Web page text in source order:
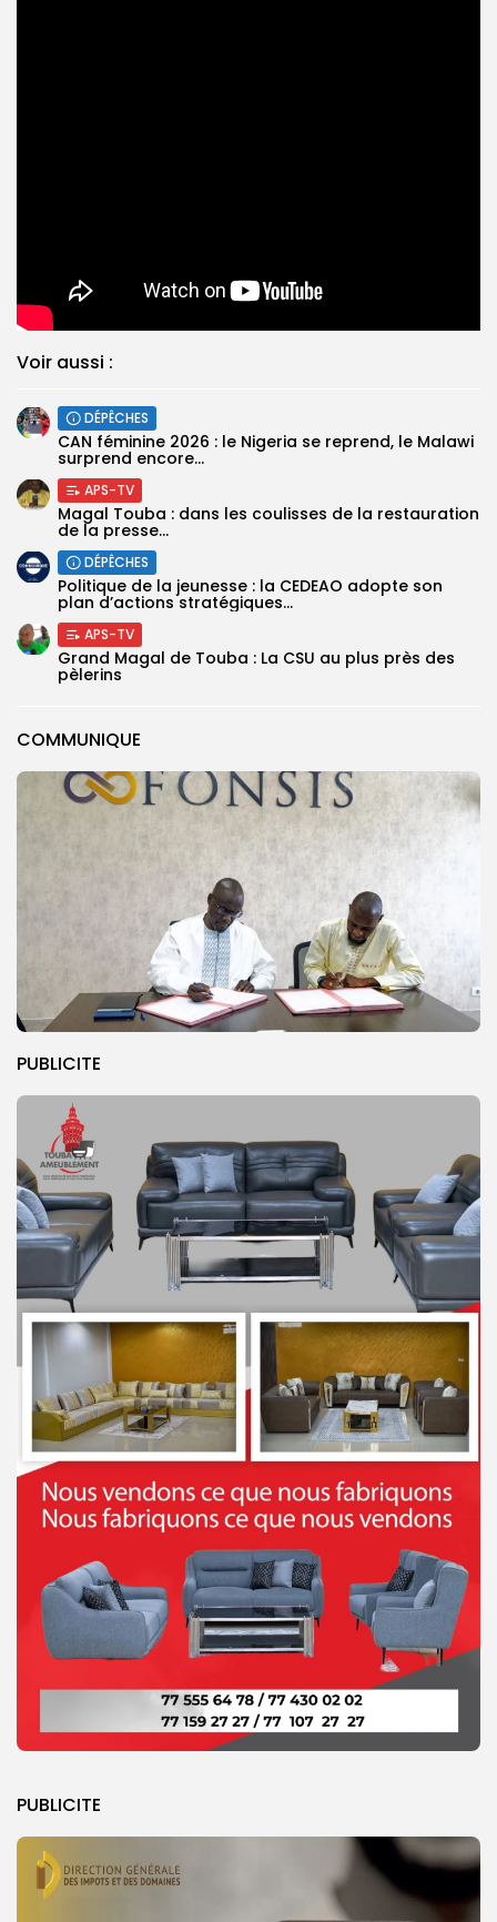
COMMUNIQUE
PUBLICITE
PUBLICITE
Voir aussi :
DÉPÊCHES
‎CAN féminine 2026 : le Nigeria se reprend, le Malawi
surprend encore...
APS-TV
Magal Touba : dans les coulisses de la restauration
de la presse...
DÉPÊCHES
Politique de la jeunesse : la CEDEAO adopte son
plan d’actions stratégiques...
APS-TV
Grand Magal de Touba : La CSU au plus près des
pèlerins